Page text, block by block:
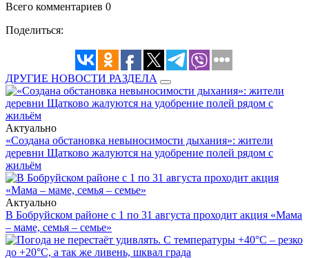
Всего комментариев 0
Поделиться:
ДРУГИЕ НОВОСТИ РАЗДЕЛА
Актуально
«Создана обстановка невыносимости дыхания»: жители
деревни Щатково жалуются на удобрение полей рядом с
жильём
Актуально
В Бобруйском районе с 1 по 31 августа проходит акция «Мама
– маме, семья – семье»